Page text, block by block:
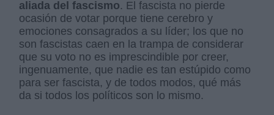
aliada del fascismo. El fascista no pierde
ocasión de votar porque tiene cerebro y
emociones consagrados a su líder; los que no
son fascistas caen en la trampa de considerar
que su voto no es imprescindible por creer,
ingenuamente, que nadie es tan estúpido como
para ser fascista, y de todos modos, qué más
da si todos los políticos son lo mismo.